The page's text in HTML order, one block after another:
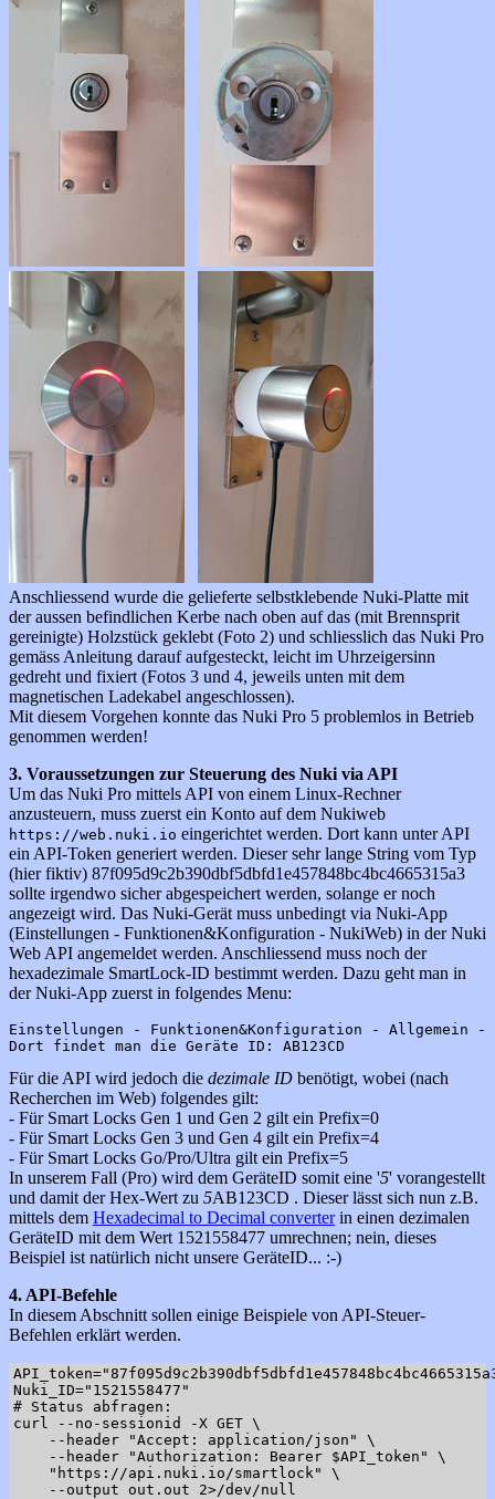
Anschliessend wurde die gelieferte selbstklebende Nuki-Platte mit
der aussen befindlichen Kerbe nach oben auf das (mit Brennsprit
gereinigte) Holzstück geklebt (Foto 2) und schliesslich das Nuki Pro
gemäss Anleitung darauf aufgesteckt, leicht im Uhrzeigersinn
gedreht und fixiert (Fotos 3 und 4, jeweils unten mit dem
magnetischen Ladekabel angeschlossen).
Mit diesem Vorgehen konnte das Nuki Pro 5 problemlos in Betrieb
genommen werden!
3. Voraussetzungen zur Steuerung des Nuki via API
Um das Nuki Pro mittels API von einem Linux-Rechner
anzusteuern, muss zuerst ein Konto auf dem Nukiweb
https://web.nuki.io eingerichtet werden. Dort kann unter API
ein API-Token generiert werden. Dieser sehr lange String vom Typ
(hier fiktiv) 87f095d9c2b390dbf5dbfd1e457848bc4bc4665315a3
sollte irgendwo sicher abgespeichert werden, solange er noch
angezeigt wird. Das Nuki-Gerät muss unbedingt via Nuki-App
(Einstellungen - Funktionen&Konfiguration - NukiWeb) in der Nuki
Web API angemeldet werden. Anschliessend muss noch der
hexadezimale SmartLock-ID bestimmt werden. Dazu geht man in
der Nuki-App zuerst in folgendes Menu:
Einstellungen - Funktionen&Konfiguration - Allgemein -
Für die API wird jedoch die dezimale ID benötigt, wobei (nach
Recherchen im Web) folgendes gilt:
- Für Smart Locks Gen 1 und Gen 2 gilt ein Prefix=0
- Für Smart Locks Gen 3 und Gen 4 gilt ein Prefix=4
- Für Smart Locks Go/Pro/Ultra gilt ein Prefix=5
In unserem Fall (Pro) wird dem GeräteID somit eine '5' vorangestellt
und damit der Hex-Wert zu 5AB123CD . Dieser lässt sich nun z.B.
mittels dem Hexadecimal to Decimal converterin einen dezimalen
GeräteID mit dem Wert 1521558477 umrechnen; nein, dieses
Beispiel ist natürlich nicht unsere GeräteID... :-)
4. API-Befehle
In diesem Abschnitt sollen einige Beispiele von API-Steuer-
Befehlen erklärt werden.
Nuki_ID="1521558477"
# Status abfragen:
curl --no-sessionid -X GET \
    --header "Accept: application/json" \
    --header "Authorization: Bearer $API_token" \
    "https://api.nuki.io/smartlock" \
    --output out.out 2>/dev/null